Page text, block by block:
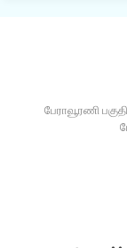
பேராவூரணி